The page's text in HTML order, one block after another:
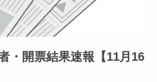
・開票結果速報【11月16